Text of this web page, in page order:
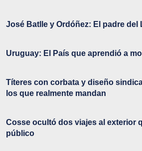
José Batlle y Ordóñez: El padre
Uruguay: El País que aprendió a
Títeres con corbata y diseño
los que realmente mandan
Cosse ocultó dos viajes al exterior
público